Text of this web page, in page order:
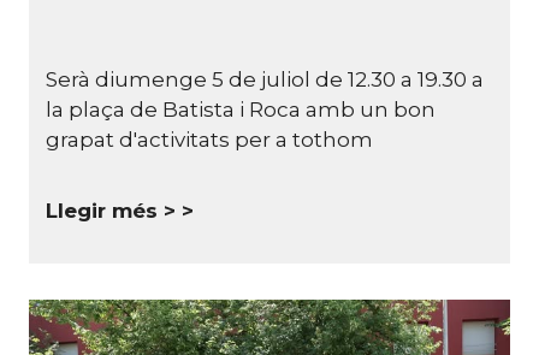
Serà diumenge 5 de juliol de 12.30 a 19.30 a
la plaça de Batista i Roca amb un bon
grapat d'activitats per a tothom
Llegir més >